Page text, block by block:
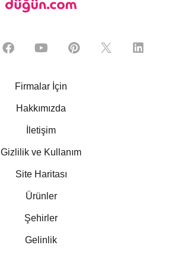
Firmalar İçin
Hakkımızda
İletişim
Gizlilik ve Kullanım
Site Haritası
Ürünler
Şehirler
Gelinlik